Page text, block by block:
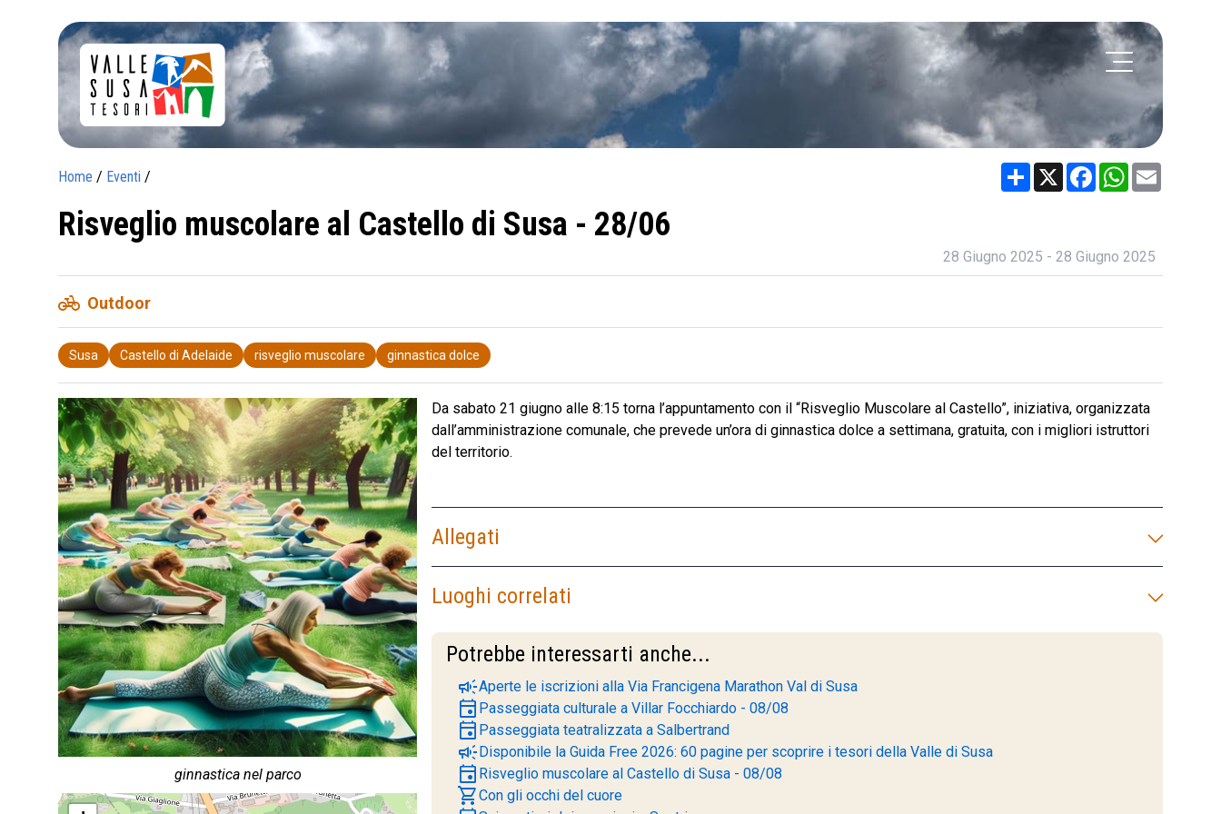
Home / Eventi / Share X FacebookWhatsApp
Risveglio muscolare al Castello di Susa - 28/06
28 Giugno 2025 - 28 Giugno 2025
pedal_bike Outdoor
Susa Castello di Adelaide risveglio muscolare ginnastica dolce
ginnastica nel parco
Da sabato 21 giugno alle 8:15 torna l’appuntamento con il “Risveglio Muscolare al Castello”, iniziativa, organizzata
dall’amministrazione comunale, che prevede un’ora di ginnastica dolce a settimana, gratuita, con i migliori istruttori
del territorio.
Allegati
Luoghi correlati
Potrebbe interessarti anche...
campaignAperte le iscrizioni alla Via Francigena Marathon Val di Susa
event Passeggiata culturale a Villar Focchiardo - 08/08
event Passeggiata teatralizzata a Salbertrand
campaignDisponibile la Guida Free 2026: 60 pagine per scoprire i tesori della Valle di Susa
event Risveglio muscolare al Castello di Susa - 08/08
shopping_cartCon gli occhi del cuore